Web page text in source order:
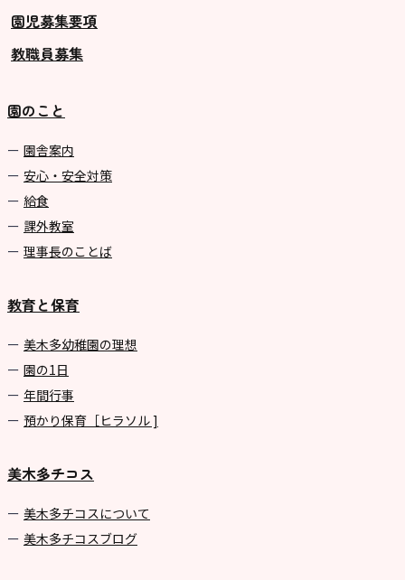
園児募集要項
教職員募集
園のこと
園舎案内
安心・安全対策
給食
課外教室
理事長のことば
教育と保育
美⽊多幼稚園の理想
園の1⽇
年間⾏事
預かり保育［ヒラソル ]
美木多チコス
美⽊多チコスについて
美⽊多チコスブログ